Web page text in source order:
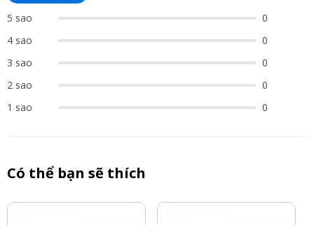
5 sao
0
4 sao
0
3 sao
0
2 sao
0
1 sao
0
Có thể bạn sẽ thích